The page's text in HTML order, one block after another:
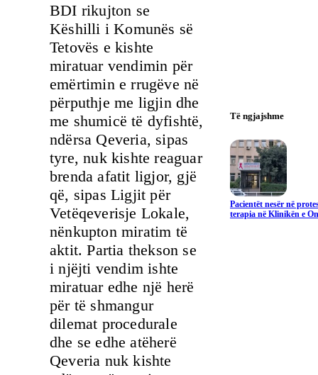
BDI rikujton se
Këshilli i Komunës së
Tetovës e kishte
miratuar vendimin për
emërtimin e rrugëve në
përputhje me ligjin dhe
me shumicë të dyfishtë,
ndërsa Qeveria, sipas
tyre, nuk kishte reaguar
brenda afatit ligjor, gjë
që, sipas Ligjit për
Vetëqeverisje Lokale,
nënkupton miratim të
aktit. Partia thekson se
i njëjti vendim ishte
miratuar edhe një herë
për të shmangur
dilemat procedurale
dhe se edhe atëherë
Qeveria nuk kishte
Të ngjajshme
Pacientët nesër në
terapia në Klinikën e